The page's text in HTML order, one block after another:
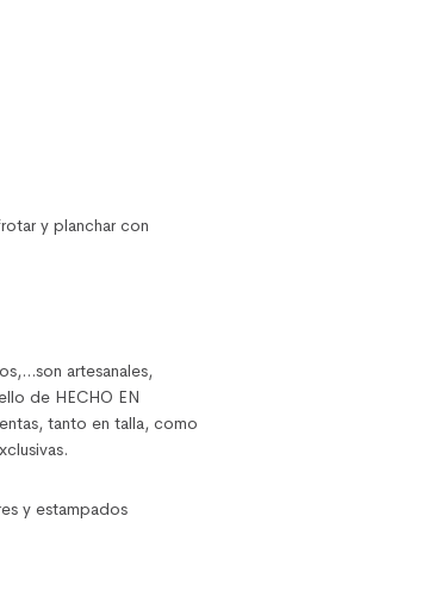
y planchar con
artesanales,
de HECHO EN
tanto en talla, como
y estampados